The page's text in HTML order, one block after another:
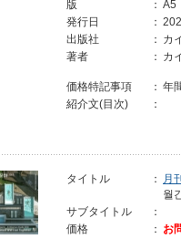
版
： A5
発行日
：
出版社
： カ
著者
： カ
価格特記事項 ： 年
紹介文(目次)
：
タイトル ：
月
월
サブタイトル
：
価格
： お